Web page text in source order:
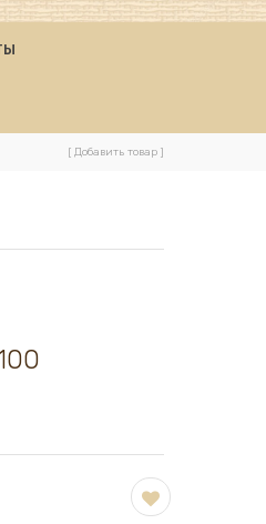
[ Добавить товар ]